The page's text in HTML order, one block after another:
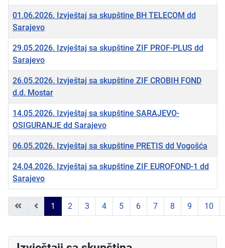
Članci
01.06.2026. Izvještaj sa skupštine BH TELECOM dd
Sarajevo
29.05.2026. Izvještaj sa skupštine ZIF PROF-PLUS dd
Sarajevo
26.05.2026. Izvještaj sa skupštine ZIF CROBIH FOND
d.d. Mostar
14.05.2026. Izvještaj sa skupštine SARAJEVO-
OSIGURANJE dd Sarajevo
06.05.2026. Izvještaj sa skupštine PRETIS dd Vogošća
24.04.2026. Izvještaj sa skupštine ZIF EUROFOND-1 dd
Sarajevo
Strana 1 od 30
1 2 3 4 5 6 7 8 9 10